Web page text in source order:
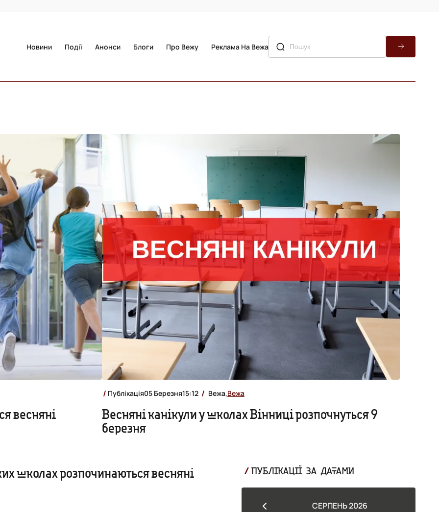
Новини Події Анонси Блоги Про Вежу Реклама На Вежа
весняні
Публікація05 Березня15:12 Вежа,Вежа
Весняні канікули у школах Вінниці розпочнуться 9
березня
школах розпочинаються весняні
ПУБЛІКАЦІЇ ЗА ДАТАМИ
СЕРПЕНЬ 2026